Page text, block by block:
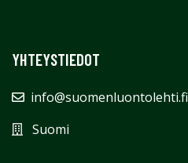
YHTEYSTIEDOT
info@suomenluontolehti.fi
Suomi